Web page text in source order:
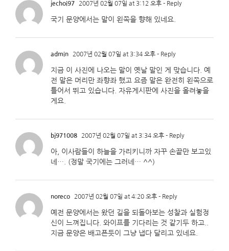
jechoi97 2007년 02월 07일 at 3:12 오후 - Reply
국기 문양에서는 말이 왼쪽을 향해 있네요.
admin 2007년 02월 07일 at 3:34 오후 - Reply
지금 이 사진에 나오는 말이 옛날 말인 게 맞습니다. 예
전 말은 머리만 좌향좌 했고 요즘 말은 완전히 왼쪽으로
틀어서 뛰고 있습니다. 자유게시판에 사진을 올려놓을
게요.
bj971008 2007년 02월 07일 at 3:34 오후 - Reply
아, 이사람들이 하늘을 가리키니까 자꾸 손끝만 보고있
네…. (정말 국기에는 그러네… ^^)
noreco 2007년 02월 07일 at 4:20 오후 - Reply
예전 문양에서는 왔던 길을 되돌아보는 성찰과 실험정
신이 느껴집니다. 와이프를 기다리는 것 같기두 하고..
지금 문양은 배고픈듯이 그냥 냅다 달리고 있네요.